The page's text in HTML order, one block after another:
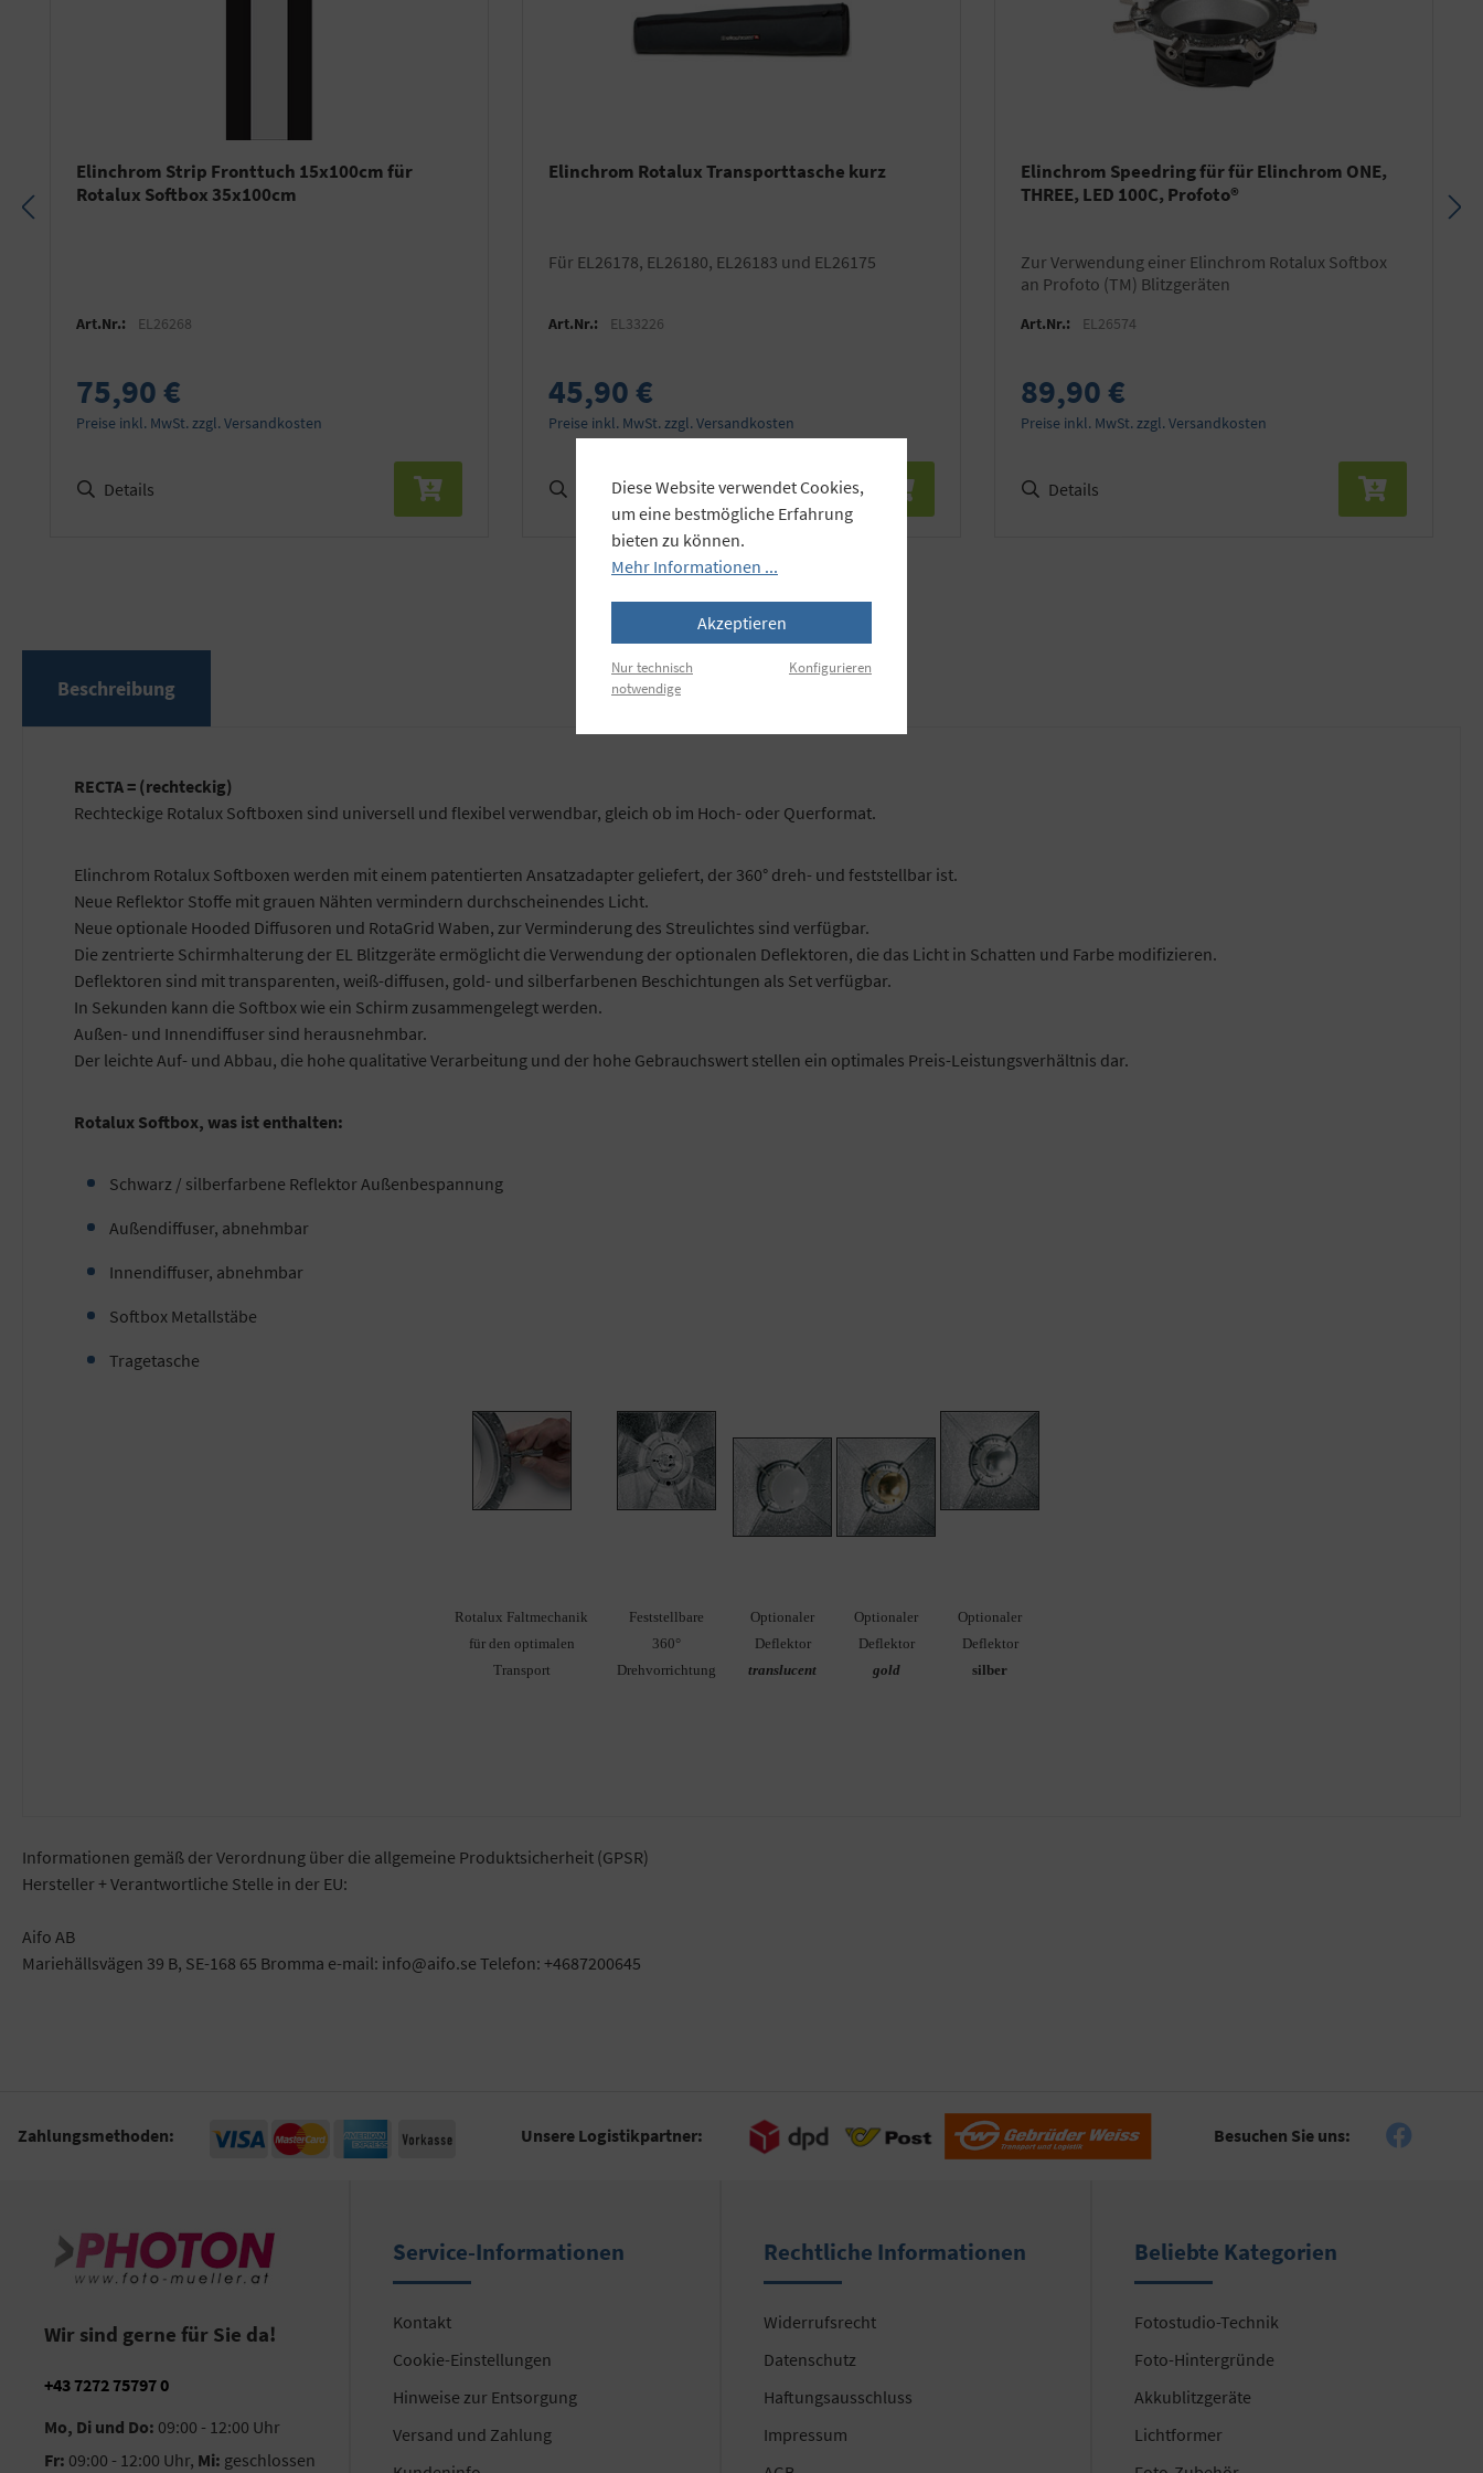
Elinchrom Strip Fronttuch 15x100cm für
Rotalux Softbox 35x100cm
Art.Nr.: EL26268
75,90 €
Preise inkl. MwSt. zzgl. Versandkosten
Details
Elinchrom Rotalux Transporttasche kurz
für EL26178, EL26180, EL26183 und EL26175
Art.Nr.: EL33226
45,90 €
Preise inkl. MwSt. zzgl. Versandkosten
Details
Elinchrom Speedring für für Elinchrom ONE,
THREE, LED 100C, Profoto®
zur Verwendung einer Elinchrom Rotalux Softbox
an Profoto (TM) Blitzgeräten
Art.Nr.: EL26574
89,90 €
Preise inkl. MwSt. zzgl. Versandkosten
Details
Beschreibung
RECTA = (rechteckig)
Rechteckige Rotalux Softboxen sind universell und flexibel verwendbar, gleich ob im Hoch- oder Querformat.
Elinchrom Rotalux Softboxen werden mit einem patentierten Ansatzadapter geliefert, der 360° dreh- und feststellbar ist.
Neue Reflektor Stoffe mit grauen Nähten vermindern durchscheinendes Licht.
Neue optionale Hooded Diffusoren und RotaGrid Waben, zur Verminderung des Streulichtes sind verfügbar.
Die zentrierte Schirmhalterung der EL Blitzgeräte ermöglicht die Verwendung der optionalen Deflektoren, die das Licht in Schatten und Farbe modifizieren.
Deflektoren sind mit transparenten, weiß-diffusen, gold- und silberfarbenen Beschichtungen als Set verfügbar.
In Sekunden kann die Softbox wie ein Schirm zusammengelegt werden.
Außen- und Innendiffuser sind herausnehmbar.
Der leichte Auf- und Abbau, die hohe qualitative Verarbeitung und der hohe Gebrauchswert stellen ein optimales Preis-Leistungsverhältnis dar.
Rotalux Softbox, was ist enthalten:
Schwarz / silberfarbene Reflektor Außenbespannung
Außendiffuser, abnehmbar
Innendiffuser, abnehmbar
Softbox Metallstäbe
Tragetasche
Rotalux Faltmechanik
für den optimalen
Transport
Feststellbare
360°
Drehvorrichtung
Optionaler
Deflektor
translucent
Optionaler
Deflektor
gold
Optionaler
Deflektor
silber
Informationen gemäß der Verordnung über die allgemeine Produktsicherheit (GPSR)
Hersteller + Verantwortliche Stelle in der EU:
Aifo AB
Mariehällsvägen 39 B, SE-168 65 Bromma e-mail: info@aifo.se Telefon: +4687200645
Zahlungsmethoden: Unsere Logistikpartner: Besuchen Sie uns:
Wir sind gerne für Sie da!
+43 7272 75797 0
Mo, Di und Do: 09:00 - 12:00 Uhr
Fr: 09:00 - 12:00 Uhr, Mi: geschlossen
Service-Informationen
Kontakt
Cookie-Einstellungen
Hinweise zur Entsorgung
Versand und Zahlung
Rechtliche Informationen
Widerrufsrecht
Datenschutz
Haftungsausschluss
Impressum
Beliebte Kategorien
Fotostudio-Technik
Foto-Hintergründe
Akkublitzgeräte
Lichtformer
Diese Website verwendet Cookies,
um eine bestmögliche Erfahrung
bieten zu können.
Mehr Informationen ...
Akzeptieren
Nur technisch
notwendige
Konfigurieren